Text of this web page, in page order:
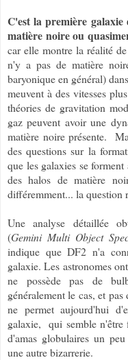
C'est la première galaxie
matière noire ou
car elle montre la réalité
n'y a pas de matière
baryonique en général)
meuvent à des vitesses
théories de gravitation
gaz peuvent avoir une
matière noire présente.
des questions sur la
que les galaxies se
des halos de matière
différemment... la question
Une analyse détaillée
(Gemini Multi Object
indique que DF2 n'a
galaxie. Les astronomes
ne possède pas de
généralement le cas, et
ne permet aujourd'hui
galaxie, qui semble n'être
d'amas globulaires un
une autre bizarrerie.